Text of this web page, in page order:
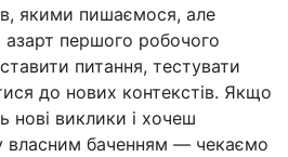
якими пишаємося, але
азарт першого робочого
питання, тестувати
до нових контекстів. Якщо
нові виклики і хочеш
власним баченням — чекаємо